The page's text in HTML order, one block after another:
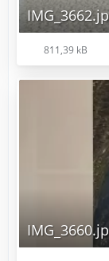
811,39 kB